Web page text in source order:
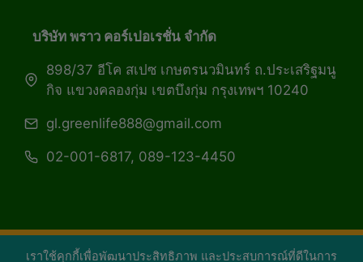
เราใช้คุกกี้เพื่อพัฒนาประสิทธิภาพ และประสบการณ์ที่ดีในการ
บริษัท พราว คอร์เปอเรชั่น จำกัด
898/37 อีโค สเปซ เกษตรนวมินทร์ ถ.ประเสริฐมนู
กิจ แขวงคลองกุ่ม เขตบึงกุ่ม กรุงเทพฯ 10240
gl.greenlife888@gmail.com
02-001-6817, 089-123-4450